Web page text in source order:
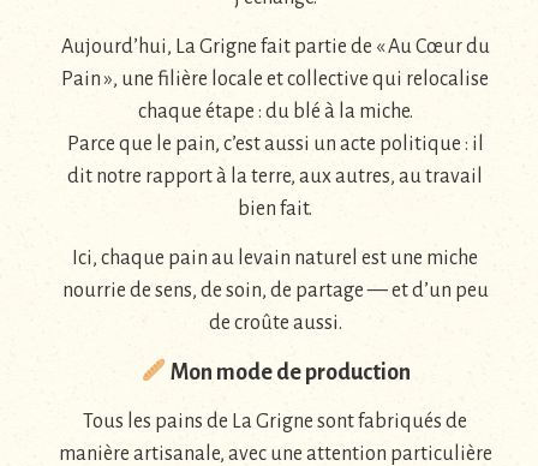
Aujourd’hui, La Grigne fait partie de « Au Cœur du
Pain », une filière locale et collective qui relocalise
chaque étape : du blé à la miche.
Parce que le pain, c’est aussi un acte politique : il
dit notre rapport à la terre, aux autres, au travail
bien fait.
Ici, chaque pain au levain naturel est une miche
nourrie de sens, de soin, de partage — et d’un peu
de croûte aussi.
Mon mode de production
Tous les pains de La Grigne sont fabriqués de
manière artisanale, avec une attention particulière